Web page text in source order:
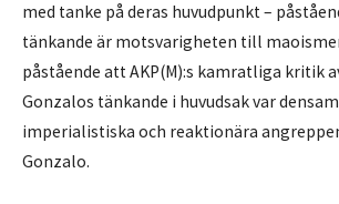
med tanke på deras huvudpunkt –
tänkande är motsvarigheten till
påstående att AKP(M):s kamratliga kritik
Gonzalos tänkande i huvudsak var
imperialistiska och reaktionära
Gonzalo.